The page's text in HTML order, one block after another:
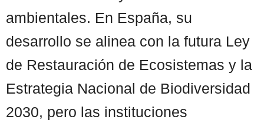
ambientales. En España, su
desarrollo se alinea con la futura Ley
de Restauración de Ecosistemas y la
Estrategia Nacional de Biodiversidad
2030, pero las instituciones